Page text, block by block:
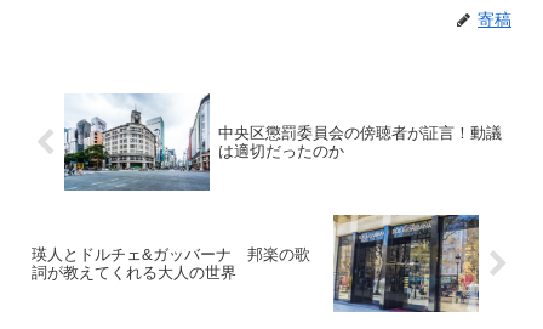
寄稿
中央区懲罰委員会の傍聴者が証言！動議
は適切だったのか
瑛人とドルチェ&ガッバーナ 邦楽の歌
詞が教えてくれる大人の世界